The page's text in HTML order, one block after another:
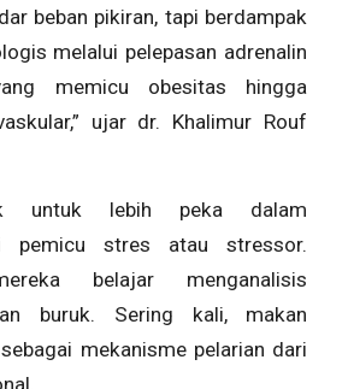
beban pikiran, tapi berdampak
melalui pelepasan adrenalin
memicu obesitas hingga
ujar dr. Khalimur Rouf
untuk lebih peka dalam
pemicu stres ataustressor.
belajar menganalisis
buruk. Sering kali, makan
mekanisme pelarian dari